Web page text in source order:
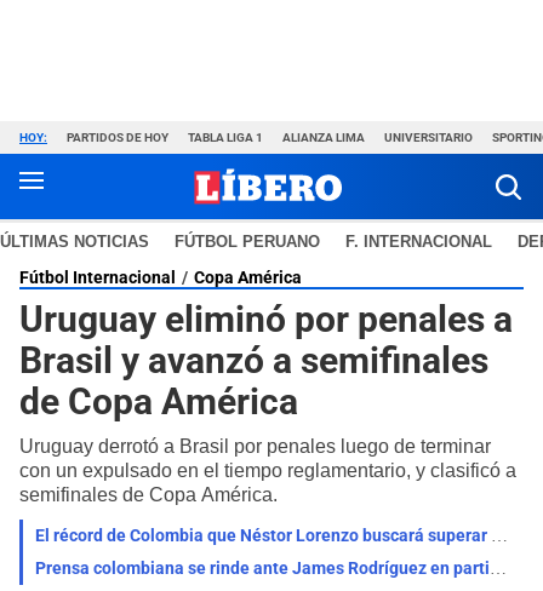
HOY: PARTIDOS DE HOY TABLA LIGA 1 ALIANZA LIMA UNIVERSITARIO
ÚLTIMAS NOTICIAS FÚTBOL PERUANO F. INTERNACIONAL
Fútbol Internacional Copa América
Uruguay eliminó por penales a
Brasil y avanzó a semifinales
de Copa América
Uruguay derrotó a Brasil por penales luego de terminar
con un expulsado en el tiempo reglamentario, y clasificó a
semifinales de Copa América.
El récord de Colombia que Néstor Lorenzo buscará superar para SER FINALISTA de Copa América
Prensa colombiana se rinde ante James Rodríguez en partido contra Panamá: "Vuelve a reinar"